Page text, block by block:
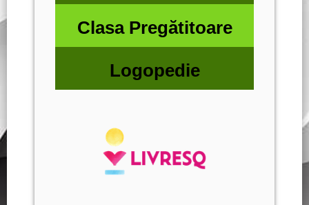
Clasa Pregătitoare
Logopedie